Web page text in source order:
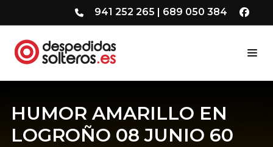
941 252 265 | 689 050 384
HUMOR AMARILLO EN
LOGROÑO 08 JUNIO 60